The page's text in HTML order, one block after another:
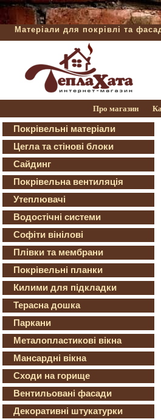
Матеріали для покрівлі та
Про магазин
Покрівельні матеріали
Цегла та стінові блоки
Сайдинг
Покрівельна вентиляція
Утеплювачі
Водостічні системи
Софіти вінілові
Плівки та мембрани
Покрівельні планки
Килими для підкладки
Терасна дошка
Паркани
Металопластикові вікна
Мансардні вікна
Сходи на горище
Вентильовані фасади
Декоративні штукатурки